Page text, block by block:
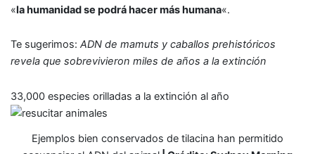
«la humanidad se podrá hacer más humana«.
Te sugerimos: ADN de mamuts y caballos prehistóricos
revela que sobrevivieron miles de años a la extinción
33,000 especies orilladas a la extinción al año
Ejemplos bien conservados de tilacina han permitido